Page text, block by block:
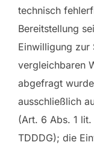
technisch
Bereitstellung
Einwilligung zur
vergleichbaren
abgefragt
ausschließlich
(Art. 6 Abs. 1 lit.
TDDDG); die